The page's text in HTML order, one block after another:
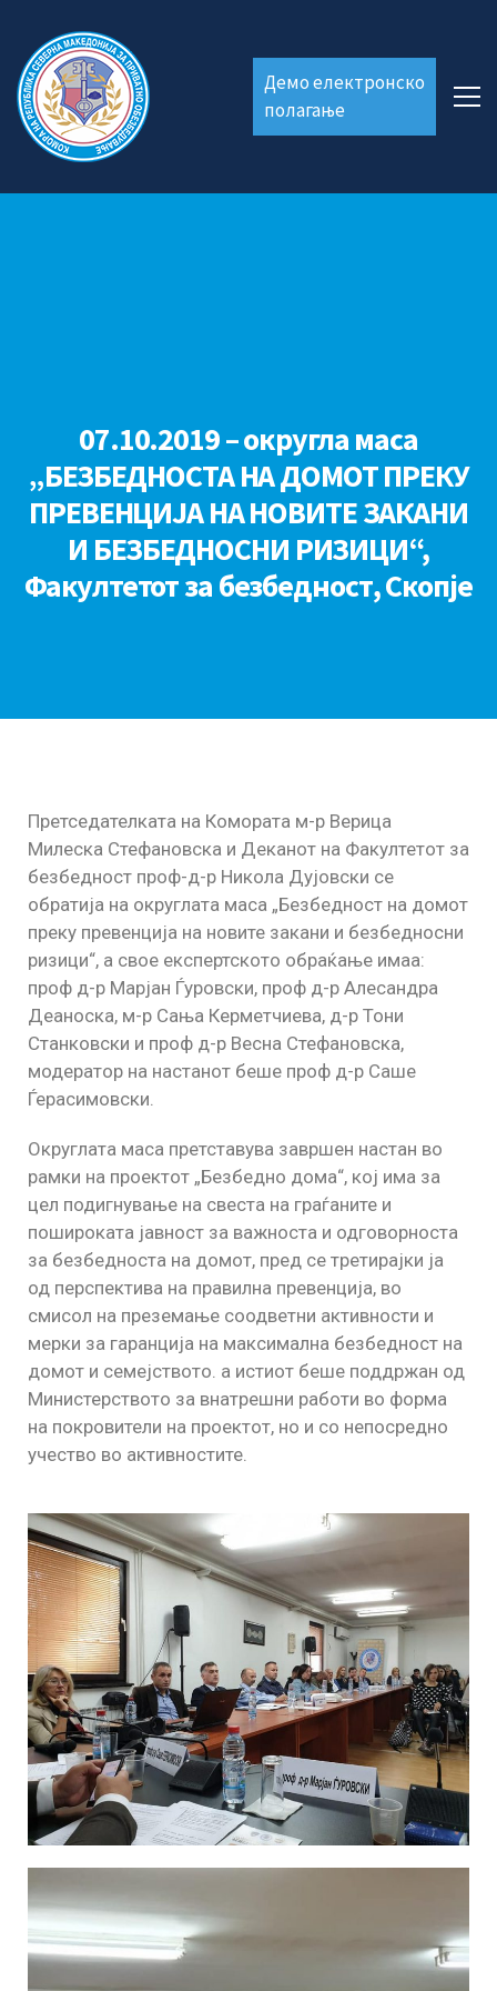
Демо електронско
полагање
07.10.2019 – округла маса
„БЕЗБЕДНОСТА НА ДОМОТ ПРЕКУ
ПРЕВЕНЦИЈА НА НОВИТЕ ЗАКАНИ
И БЕЗБЕДНОСНИ РИЗИЦИ“,
Факултетот за безбедност, Скопје
Претседателката на Комората м-р Верица
Милеска Стефановска и Деканот на Факултетот за
безбедност проф-д-р Никола Дујовски се
обратија на округлата маса „Безбедност на домот
преку превенција на новите закани и безбедносни
ризици“, а свое експертското обраќање имаа:
проф д-р Марјан Ѓуровски, проф д-р Алесандра
Деаноска, м-р Сања Керметчиева, д-р Тони
Станковски и проф д-р Весна Стефановска,
модератор на настанот беше проф д-р Саше
Ѓерасимовски.
Округлата маса претставува завршен настан во
рамки на проектот „Безбедно дома“, кој има за
цел подигнување на свеста на граѓаните и
пошироката јавност за важноста и одговорноста
за безбедноста на домот, пред се третирајки ја
од перспектива на правилна превенција, во
смисол на преземање соодветни активности и
мерки за гаранција на максимална безбедност на
домот и семејството. а истиот беше поддржан од
Министерството за внатрешни работи во форма
на покровители на проектот, но и со непосредно
учество во активностите.